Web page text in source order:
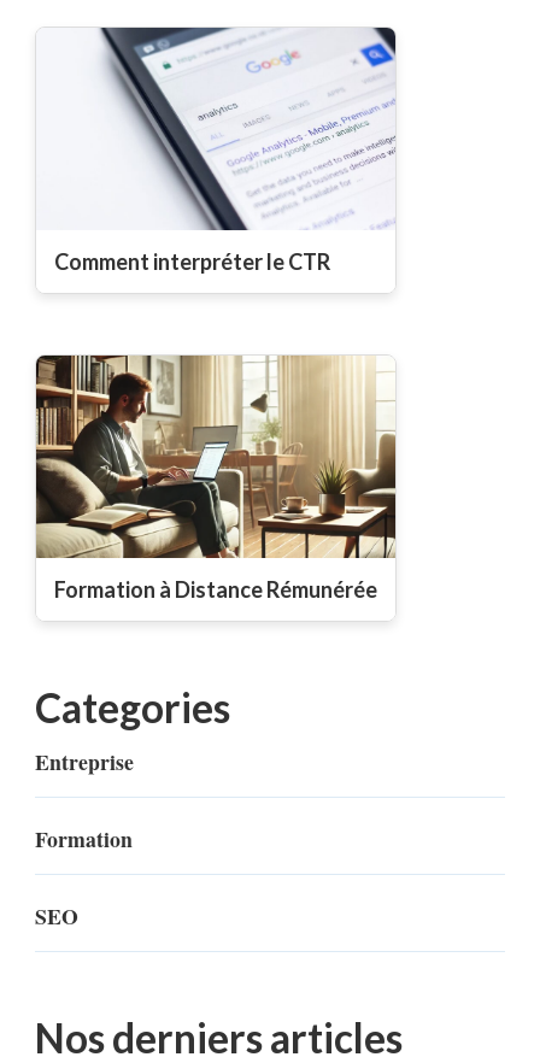
Comment interpréter le CTR
Formation à Distance Rémunérée
Categories
Entreprise
Formation
SEO
Nos derniers articles